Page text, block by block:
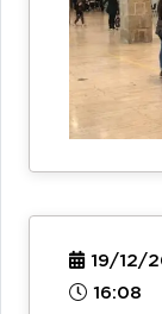
19/12/
16:08